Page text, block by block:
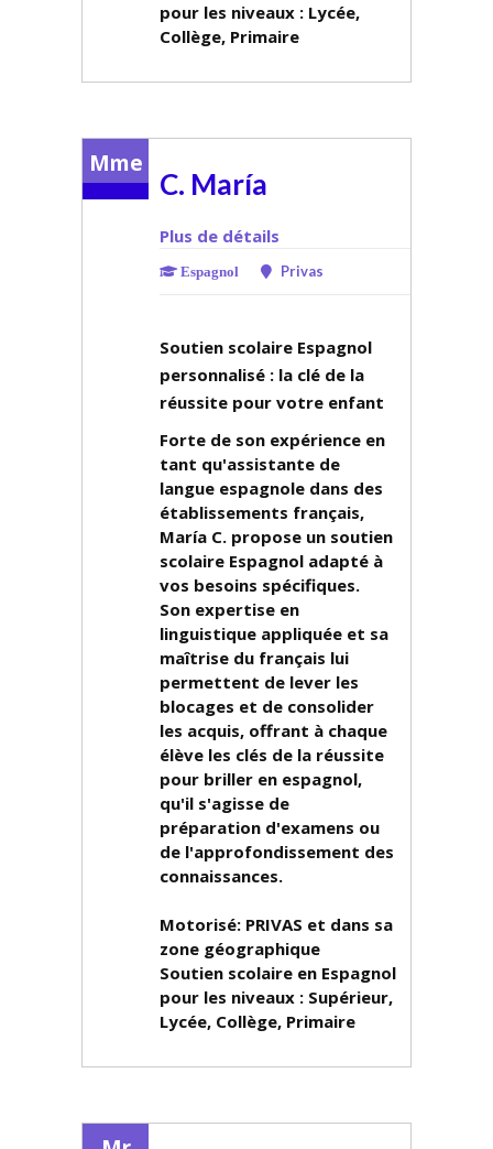
pour les niveaux : Lycée,
Collège, Primaire
Mme
C. María
Plus de détails
Espagnol Privas
Soutien scolaire Espagnol
personnalisé : la clé de la
réussite pour votre enfant
Forte de son expérience en
tant qu'assistante de
langue espagnole dans des
établissements français,
María C. propose un soutien
scolaire Espagnol adapté à
vos besoins spécifiques.
Son expertise en
linguistique appliquée et sa
maîtrise du français lui
permettent de lever les
blocages et de consolider
les acquis, offrant à chaque
élève les clés de la réussite
pour briller en espagnol,
qu'il s'agisse de
préparation d'examens ou
de l'approfondissement des
connaissances.
Motorisé: PRIVAS et dans sa
zone géographique
Soutien scolaire en Espagnol
pour les niveaux : Supérieur,
Lycée, Collège, Primaire